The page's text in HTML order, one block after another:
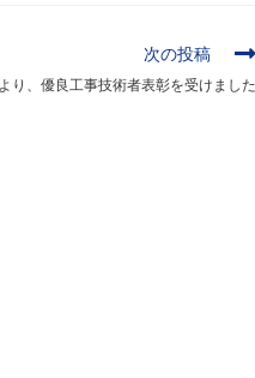
次の投稿
り、優良工事技術者表彰を受けました